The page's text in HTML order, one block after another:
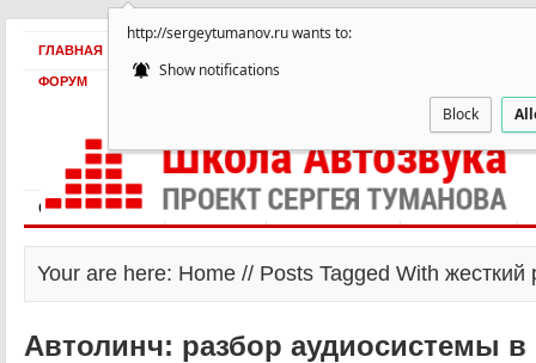
http://sergeytumanov.ru wants to:
Show notifications
Block
ГЛАВНАЯ
ФОРУМ
Статьи и видео Интервью Как оплатить? Заработать!
Your are here: Home // Posts Tagged With жесткий
Автолинч: разбор аудиосистемы в